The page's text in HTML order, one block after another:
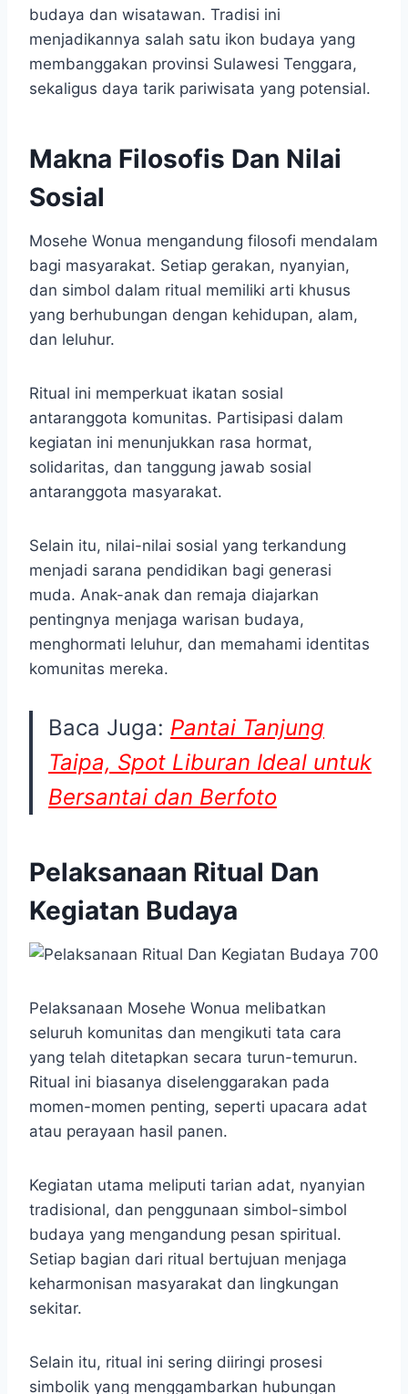
budaya dan wisatawan. Tradisi ini
menjadikannya salah satu ikon budaya yang
membanggakan provinsi Sulawesi Tenggara,
sekaligus daya tarik pariwisata yang potensial.
Makna Filosofis Dan Nilai
Sosial
Mosehe Wonua mengandung filosofi mendalam
bagi masyarakat. Setiap gerakan, nyanyian,
dan simbol dalam ritual memiliki arti khusus
yang berhubungan dengan kehidupan, alam,
dan leluhur.
Ritual ini memperkuat ikatan sosial
antaranggota komunitas. Partisipasi dalam
kegiatan ini menunjukkan rasa hormat,
solidaritas, dan tanggung jawab sosial
antaranggota masyarakat.
Selain itu, nilai-nilai sosial yang terkandung
menjadi sarana pendidikan bagi generasi
muda. Anak-anak dan remaja diajarkan
pentingnya menjaga warisan budaya,
menghormati leluhur, dan memahami identitas
komunitas mereka.
Baca Juga: Pantai Tanjung
Taipa, Spot Liburan Ideal untuk
Bersantai dan Berfoto
Pelaksanaan Ritual Dan
Kegiatan Budaya
Pelaksanaan Mosehe Wonua melibatkan
seluruh komunitas dan mengikuti tata cara
yang telah ditetapkan secara turun-temurun.
Ritual ini biasanya diselenggarakan pada
momen-momen penting, seperti upacara adat
atau perayaan hasil panen.
Kegiatan utama meliputi tarian adat, nyanyian
tradisional, dan penggunaan simbol-simbol
budaya yang mengandung pesan spiritual.
Setiap bagian dari ritual bertujuan menjaga
keharmonisan masyarakat dan lingkungan
sekitar.
Selain itu, ritual ini sering diiringi prosesi
simbolik yang menggambarkan hubungan